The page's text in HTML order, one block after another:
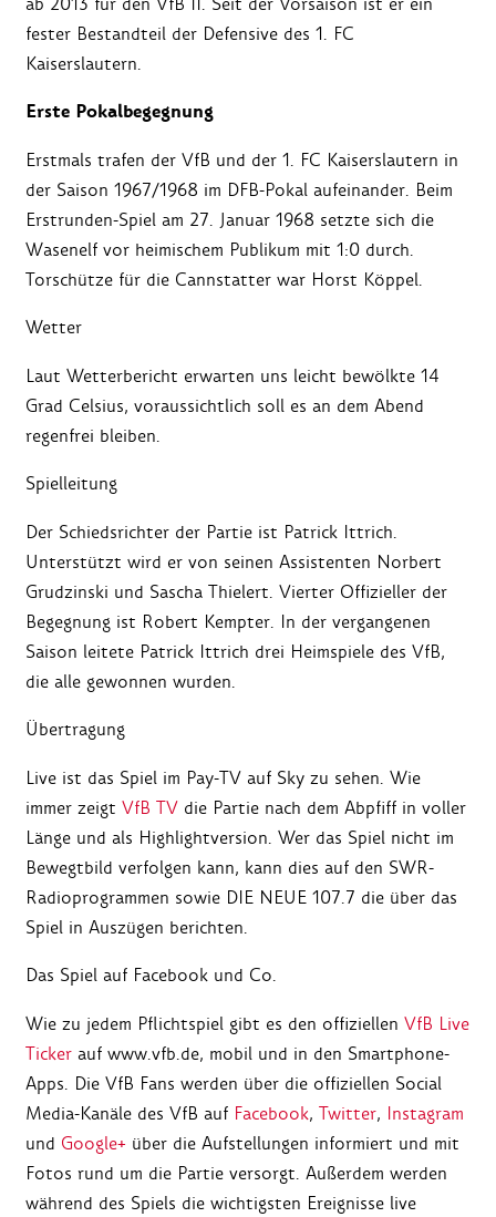
fester Bestandteil der Defensive des 1. FC
Kaiserslautern.
Erste Pokalbegegnung
Erstmals trafen der VfB und der 1. FC Kaiserslautern in
der Saison 1967/1968 im DFB-Pokal aufeinander. Beim
Erstrunden-Spiel am 27. Januar 1968 setzte sich die
Wasenelf vor heimischem Publikum mit 1:0 durch.
Torschütze für die Cannstatter war Horst Köppel.
Wetter
Laut Wetterbericht erwarten uns leicht bewölkte 14
Grad Celsius, voraussichtlich soll es an dem Abend
regenfrei bleiben.
Spielleitung
Der Schiedsrichter der Partie ist Patrick Ittrich.
Unterstützt wird er von seinen Assistenten Norbert
Grudzinski und Sascha Thielert. Vierter Offizieller der
Begegnung ist Robert Kempter. In der vergangenen
Saison leitete Patrick Ittrich drei Heimspiele des VfB,
die alle gewonnen wurden.
Übertragung
Live ist das Spiel im Pay-TV auf Sky zu sehen. Wie
immer zeigt VfB TV die Partie nach dem Abpfiff in voller
Länge und als Highlightversion. Wer das Spiel nicht im
Bewegtbild verfolgen kann, kann dies auf den SWR-
Radioprogrammen sowie DIE NEUE 107.7 die über das
Spiel in Auszügen berichten.
Das Spiel auf Facebook und Co.
Wie zu jedem Pflichtspiel gibt es den offiziellen VfB Live
Ticker auf www.vfb.de, mobil und in den Smartphone-
Apps. Die VfB Fans werden über die offiziellen Social
Media-Kanäle des VfB auf Facebook, Twitter, Instagram
und Google+ über die Aufstellungen informiert und mit
Fotos rund um die Partie versorgt. Außerdem werden
während des Spiels die wichtigsten Ereignisse live